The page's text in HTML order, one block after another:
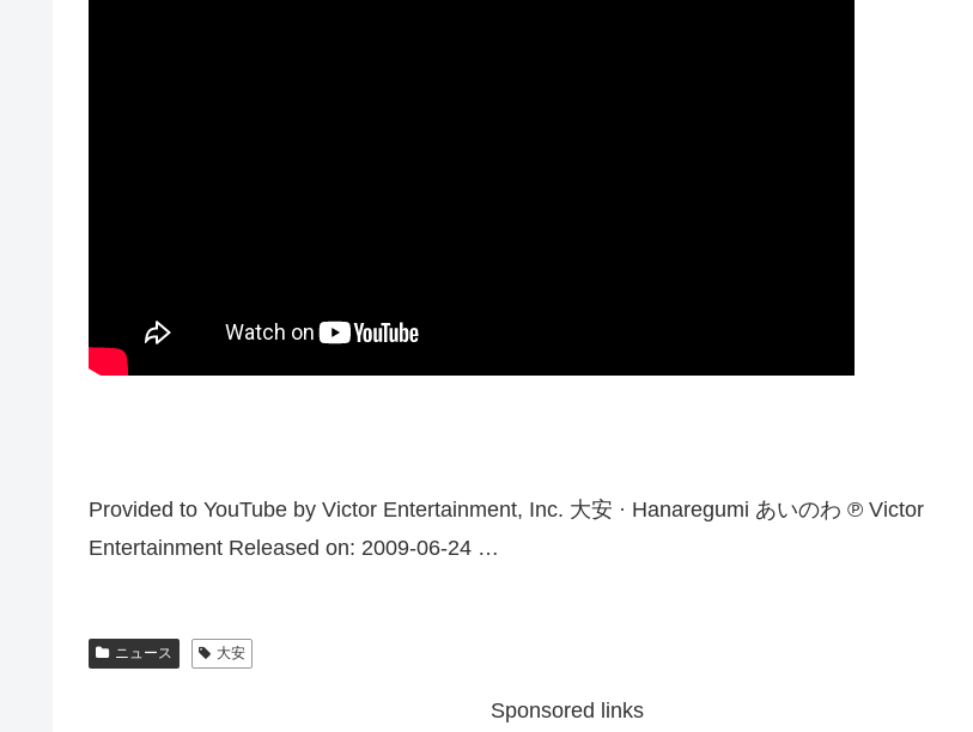
Provided to YouTube by Victor Entertainment, Inc. 大安 · Hanaregumi あいのわ ℗ Victor
Entertainment Released on: 2009-06-24 …
ニュース 大安
Sponsored links